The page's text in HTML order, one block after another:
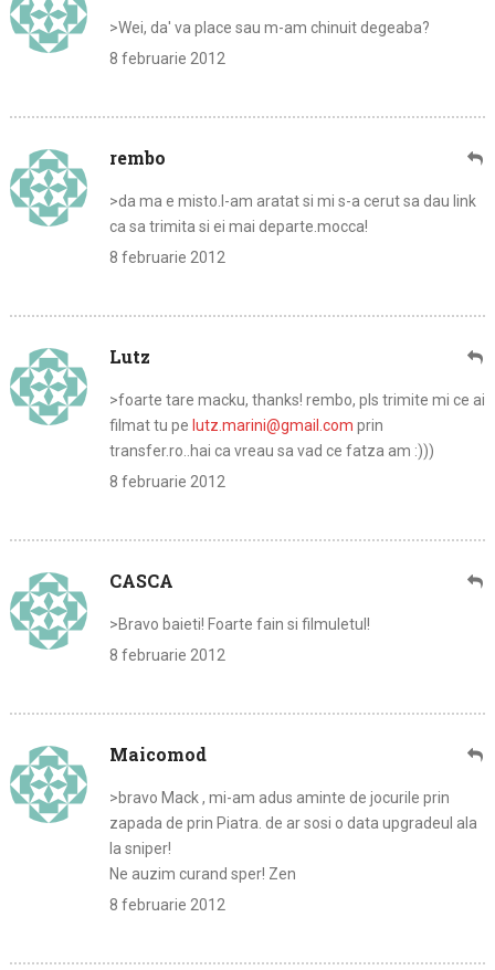
>Wei, da' va place sau m-am chinuit degeaba?
8 februarie 2012
rembo
>da ma e misto.l-am aratat si mi s-a cerut sa dau link
ca sa trimita si ei mai departe.mocca!
8 februarie 2012
Lutz
>foarte tare macku, thanks! rembo, pls trimite mi ce ai
filmat tu pe lutz.marini@gmail.com prin
transfer.ro..hai ca vreau sa vad ce fatza am :)))
8 februarie 2012
CASCA
>Bravo baieti! Foarte fain si filmuletul!
8 februarie 2012
Maicomod
>bravo Mack , mi-am adus aminte de jocurile prin
zapada de prin Piatra. de ar sosi o data upgradeul ala
la sniper!
Ne auzim curand sper! Zen
8 februarie 2012